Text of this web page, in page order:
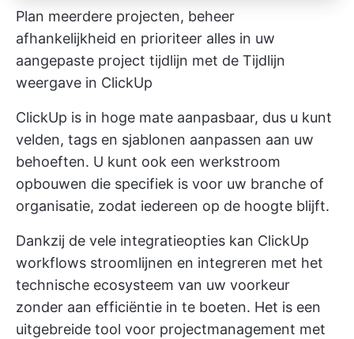
Plan meerdere projecten, beheer
afhankelijkheid en prioriteer alles in uw
aangepaste project tijdlijn met de Tijdlijn
weergave in ClickUp
ClickUp is in hoge mate aanpasbaar, dus u kunt
velden, tags en sjablonen aanpassen aan uw
behoeften. U kunt ook een werkstroom
opbouwen die specifiek is voor uw branche of
organisatie, zodat iedereen op de hoogte blijft.
Dankzij de vele integratieopties kan ClickUp
workflows stroomlijnen en integreren met het
technische ecosysteem van uw voorkeur
zonder aan efficiëntie in te boeten. Het is een
uitgebreide tool voor projectmanagement met